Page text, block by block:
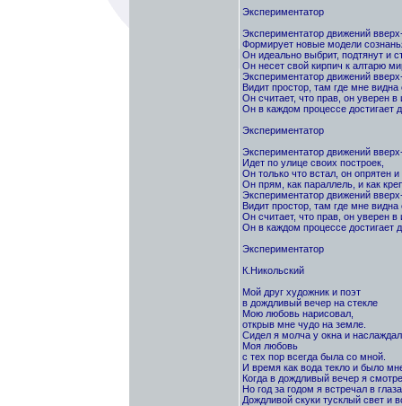
Экспериментатор
Экспериментатор движений
Формирует новые модели
Он идеально выбрит, подтянут и
Он несет свой кирпич к алтарю
Экспериментатор движений
Видит простор, там где мне видна
Он считает, что прав, он уверен в
Он в каждом процессе достигает
Экспериментатор
Экспериментатор движений
Идет по улице своих построек,
Он только что встал, он опрятен и
Он прям, как параллель, и как
Экспериментатор движений
Видит простор, там где мне видна
Он считает, что прав, он уверен в
Он в каждом процессе достигает
Экспериментатор
К.Никольский
Мой друг художник и поэт
в дождливый вечер на стекле
Мою любовь нарисовал,
открыв мне чудо на земле.
Сидел я молча у окна и
Моя любовь
с тех пор всегда была со мной.
И время как вода текло и было
Когда в дождливый вечер я
Но год за годом я встречал в
Дождливой скуки тусклый свет и